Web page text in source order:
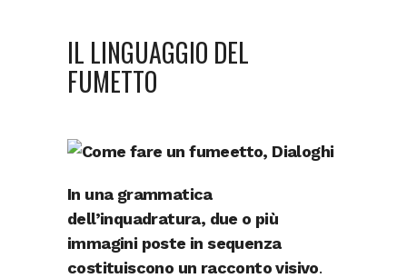
IL LINGUAGGIO DEL
FUMETTO
In una grammatica
dell’inquadratura, due o più
immagini poste in sequenza
costituiscono un racconto visivo.